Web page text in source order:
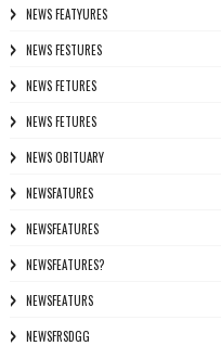
NEWS FEATYURES
NEWS FESTURES
NEWS FETURES
NEWS FETURES
NEWS OBITUARY
NEWSFATURES
NEWSFEATURES
NEWSFEATURES?
NEWSFEATURS
NEWSFRSDGG